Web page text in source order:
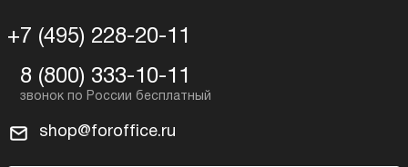
+7 (495) 228-20-11
8 (800) 333-10-11
shop@foroffice.ru